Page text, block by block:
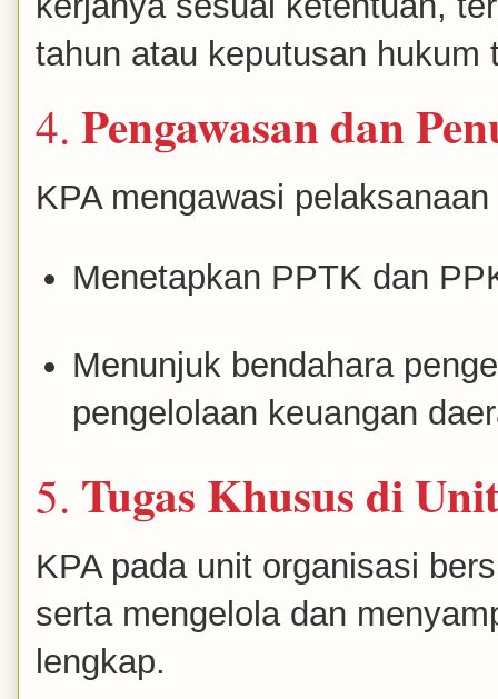
tahun atau keputusan hukum
4. Pengawasan dan
KPA mengawasi
Menetapkan PPTK dan
Menunjuk bendahara
pengelolaan keuangan
5. Tugas Khusus di
KPA pada unit organisasi
serta mengelola dan
lengkap.